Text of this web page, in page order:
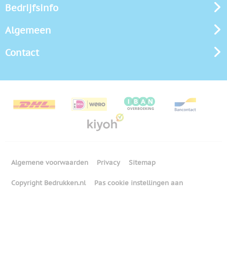
Bedrijfsinfo
Algemeen
Contact
Algemene voorwaarden Privacy Sitemap
Copyright Bedrukken.nl Pas cookie instellingen aan